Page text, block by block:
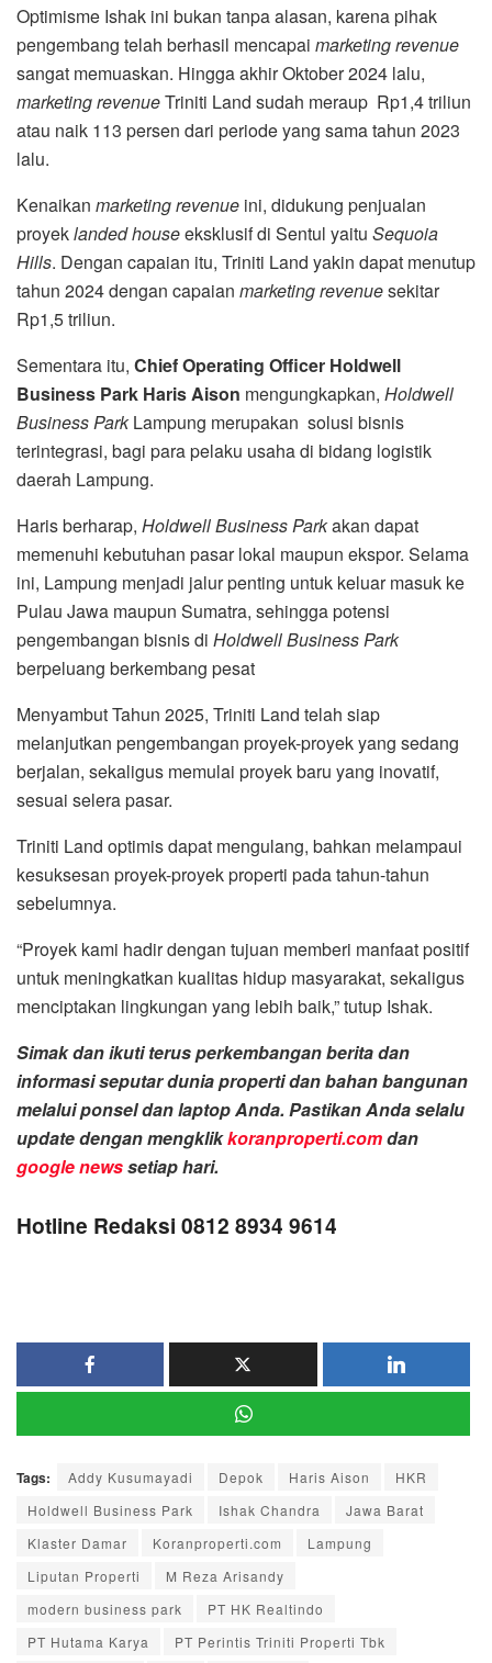
Optimisme Ishak ini bukan tanpa alasan, karena pihak
pengembang telah berhasil mencapai marketing revenue
sangat memuaskan. Hingga akhir Oktober 2024 lalu,
marketing revenueTriniti Land sudah meraup Rp1,4 triliun
atau naik 113 persen dari periode yang sama tahun 2023
lalu.
Kenaikan marketing revenue ini, didukung penjualan
proyeklanded houseeksklusif di Sentul yaitu Sequoia
Hills. Dengan capaian itu, Triniti Land yakin dapat menutup
tahun 2024 dengan capaian marketing revenuesekitar
Rp1,5 triliun.
Sementara itu, Chief Operating Officer Holdwell
Business Park Haris Aison mengungkapkan, Holdwell
Business ParkLampung merupakan solusi bisnis
terintegrasi, bagi para pelaku usaha di bidang logistik
daerah Lampung.
Haris berharap, Holdwell Business Parkakan dapat
memenuhi kebutuhan pasar lokal maupun ekspor. Selama
ini, Lampung menjadi jalur penting untuk keluar masuk ke
Pulau Jawa maupun Sumatra, sehingga potensi
pengembangan bisnis di Holdwell Business Park
berpeluang berkembang pesat
Menyambut Tahun 2025, Triniti Land telah siap
melanjutkan pengembangan proyek-proyek yang sedang
berjalan, sekaligus memulai proyek baru yang inovatif,
sesuai selera pasar.
Triniti Land optimis dapat mengulang, bahkan melampaui
kesuksesan proyek-proyek properti pada tahun-tahun
sebelumnya.
“Proyek kami hadir dengan tujuan memberi manfaat positif
untuk meningkatkan kualitas hidup masyarakat, sekaligus
menciptakan lingkungan yang lebih baik,” tutup Ishak.
Simak dan ikuti terus perkembangan berita dan
informasi seputar dunia properti dan bahan bangunan
melalui ponsel dan laptop Anda. Pastikan Anda selalu
update dengan mengklikkoranproperti.comdan
google newssetiap hari.
Hotline Redaksi 0812 8934 9614
Tags: Addy Kusumayadi Depok Haris Aison
HKR
Holdwell Business Park
Ishak Chandra
Jawa Barat
Klaster Damar
Koranproperti.com
Lampung
Liputan Properti
M Reza Arisandy
modern business park
PT HK Realtindo
PT Hutama Karya
PT Perintis Triniti Properti Tbk